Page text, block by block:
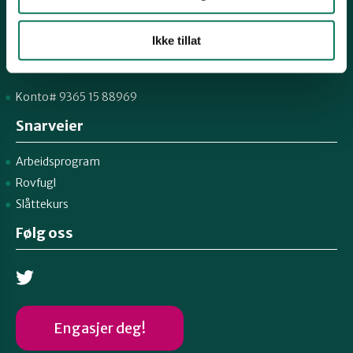
Ikke tillat
Konto# 9365 15 88969
Snarveier
Arbeidsprogram
Rovfugl
Slåttekurs
Følg oss
Engasjer deg!